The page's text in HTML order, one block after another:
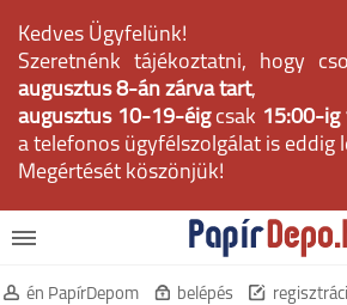
Kedves Ügyfelünk!
Szeretnénk tájékoztatni, hogy
augusztus 8-án zárva tart,
augusztus 10-19-éig csak 15:00-ig
a telefonos ügyfélszolgálat is eddig
Megértését köszönjük!
én PapírDepom belépés